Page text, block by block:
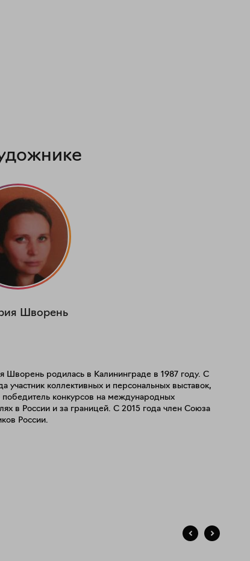
Шворень
Шворень родилась в Калининграде в 1987 году. С
участник коллективных и персональных выставок,
победитель конкурсов на международных
в России и за границей. С 2015 года член Союза
России.